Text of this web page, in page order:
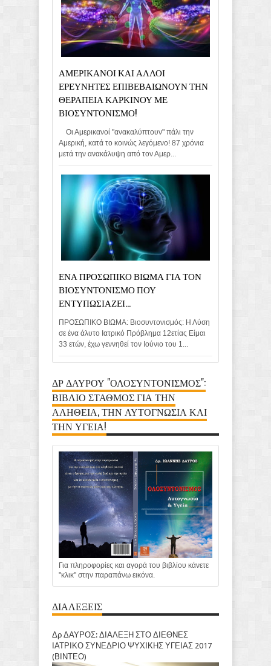
ΑΜΕΡΙΚΑΝΟΙ ΚΑΙ ΑΛΛΟΙ
ΕΡΕΥΝΗΤΕΣ ΕΠΙΒΕΒΑΙΩΝΟΥΝ ΤΗΝ
ΘΕΡΑΠΕΙΑ ΚΑΡΚΙΝΟΥ ΜΕ
ΒΙΟΣΥΝΤΟΝΙΣΜΟ!
Οι Αμερικανοί "ανακαλύπτουν" πάλι την
Αμερική, κατά το κοινώς λεγόμενο! 87 χρόνια
μετά την ανακάλυψη από τον Αμερ...
ΕΝΑ ΠΡΟΣΩΠΙΚΟ ΒΙΩΜΑ ΓΙΑ ΤΟΝ
ΒΙΟΣΥΝΤΟΝΙΣΜΟ ΠΟΥ
ΕΝΤΥΠΩΣΙΑΖΕΙ...
ΠΡΟΣΩΠΙΚΟ ΒΙΩΜΑ: Βιοσυντονισμός: Η Λύση
σε ένα άλυτο Ιατρικό Πρόβλημα 12ετίας Είμαι
33 ετών, έχω γεννηθεί τον Ιούνιο του 1...
ΔΡ ΔΑΥΡΟΥ "ΟΛΟΣΥΝΤΟΝΙΣΜΟΣ":
ΒΙΒΛΙΟ ΣΤΑΘΜΟΣ ΓΙΑ ΤΗΝ
ΑΛΗΘΕΙΑ, ΤΗΝ ΑΥΤΟΓΝΩΣΙΑ ΚΑΙ
ΤΗΝ ΥΓΕΙΑ!
Για πληροφορίες και αγορά του βιβλίου κάνετε
"κλικ" στην παραπάνω εικόνα.
ΔΙΑΛΕΞΕΙΣ
Δρ ΔΑΥΡΟΣ: ΔΙΑΛΕΞΗ ΣΤΟ ΔΙΕΘΝΕΣ
ΙΑΤΡΙΚΟ ΣΥΝΕΔΡΙΟ ΨΥΧΙΚΗΣ ΥΓΕΙΑΣ 2017
(ΒΙΝΤΕΟ)